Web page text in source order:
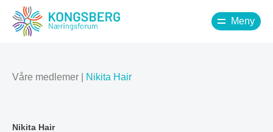
Meny
Våre medlemer Nikita Hair
Nikita Hair